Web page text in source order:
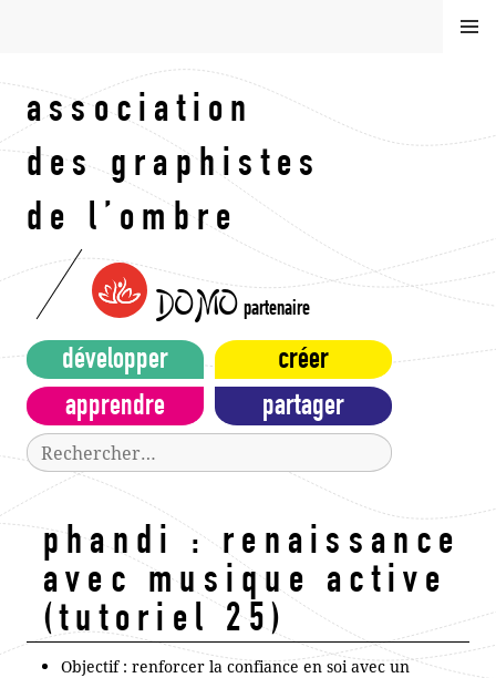
principal
association
des graphistes
de l’ombre
DOMO partenaire
MEN
U
développer
créer
apprendre
partager
Rechercher :
phandi : renaissance
avec musique active
(tutoriel 25)
Objectif : renforcer la confiance en soi avec un